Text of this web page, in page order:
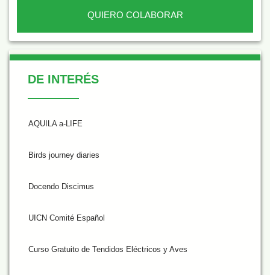
QUIERO COLABORAR
De Interés
DE INTERÉS
AQUILA a-LIFE
Birds journey diaries
Docendo Discimus
UICN Comité Español
Curso Gratuito de Tendidos Eléctricos y Aves